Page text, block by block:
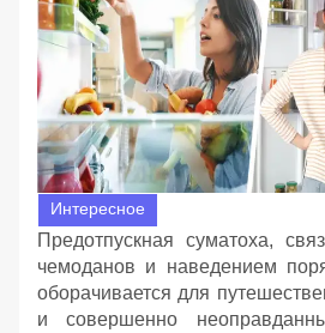
Интересное
Предотпускная суматоха,
чемоданов и наведением
оборачивается для
и совершенно